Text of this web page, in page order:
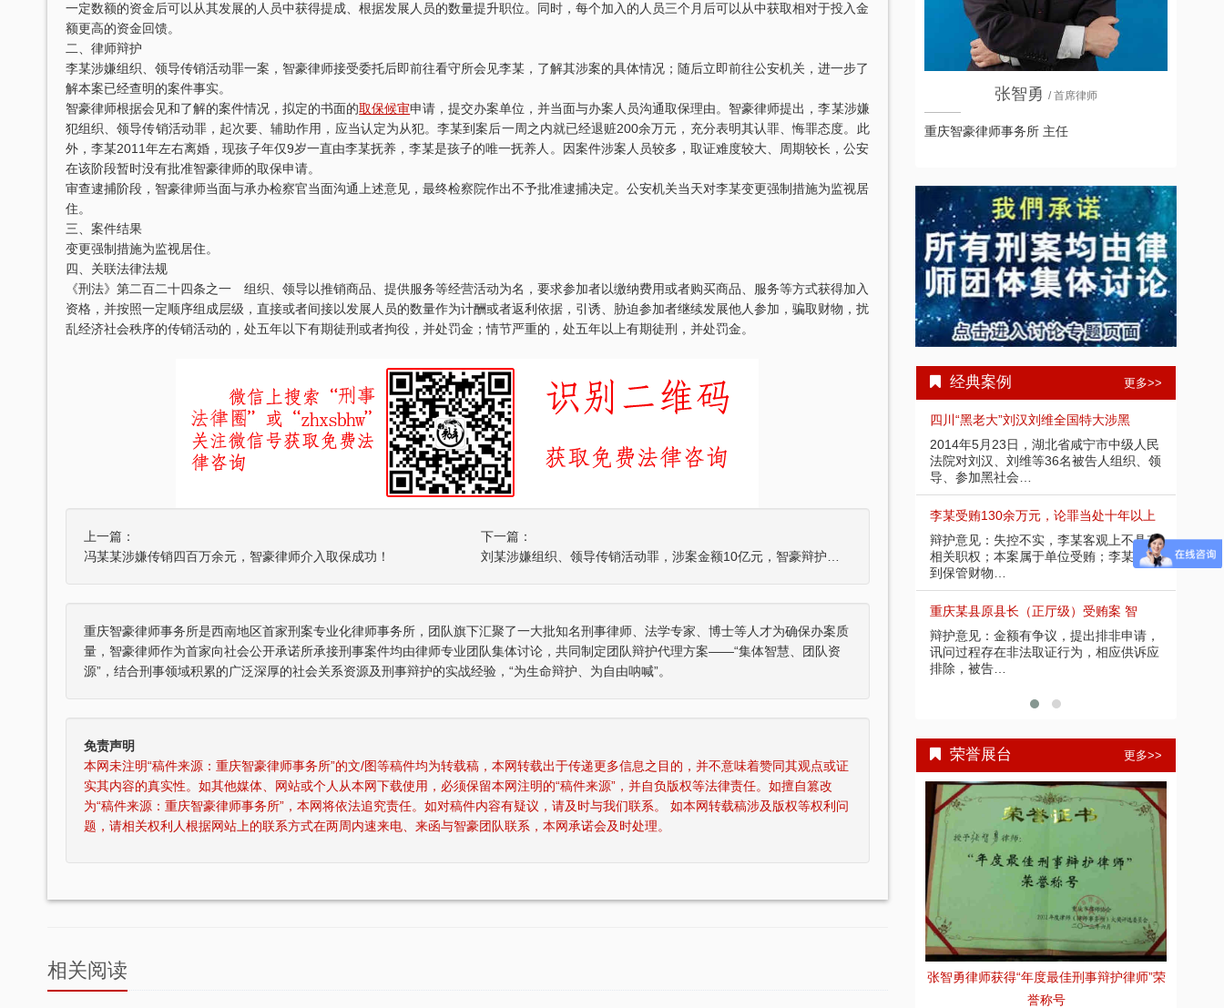
一定数额的资金后可以从其发展的人员中获得提成、根据发展人员的数量提升职位。同时，每个加入的人员三个月后可以从中获取相对于投入金
额更高的资金回馈。
二、律师辩护
李某涉嫌组织、领导传销活动罪一案，智豪律师接受委托后即前往看守所会见李某，了解其涉案的具体情况；随后立即前往公安机关，进一步了
解本案已经查明的案件事实。
智豪律师根据会见和了解的案件情况，拟定的书面的取保候审申请，提交办案单位，并当面与办案人员沟通取保理由。智豪律师提出，李某涉嫌
犯组织、领导传销活动罪，起次要、辅助作用，应当认定为从犯。李某到案后一周之内就已经退赃200余万元，充分表明其认罪、悔罪态度。此
外，李某2011年左右离婚，现孩子年仅9岁一直由李某抚养，李某是孩子的唯一抚养人。因案件涉案人员较多，取证难度较大、周期较长，公安
在该阶段暂时没有批准智豪律师的取保申请。
审查逮捕阶段，智豪律师当面与承办检察官当面沟通上述意见，最终检察院作出不予批准逮捕决定。公安机关当天对李某变更强制措施为监视居
住。
三、案件结果
变更强制措施为监视居住。
四、关联法律法规
《刑法》第二百二十四条之一 组织、领导以推销商品、提供服务等经营活动为名，要求参加者以缴纳费用或者购买商品、服务等方式获得加入
资格，并按照一定顺序组成层级，直接或者间接以发展人员的数量作为计酬或者返利依据，引诱、胁迫参加者继续发展他人参加，骗取财物，扰
乱经济社会秩序的传销活动的，处五年以下有期徒刑或者拘役，并处罚金；情节严重的，处五年以上有期徒刑，并处罚金。
上一篇：
冯某某涉嫌传销四百万余元，智豪律师介入取保成功！
下一篇：
重庆智豪律师事务所是西南地区首家刑案专业化律师事务所，团队旗下汇聚了一大批知名刑事律师、法学专家、博士等人才为确保办案质
量，智豪律师作为首家向社会公开承诺所承接刑事案件均由律师专业团队集体讨论，共同制定团队辩护代理方案——“集体智慧、团队资
源”，结合刑事领域积累的广泛深厚的社会关系资源及刑事辩护的实战经验，“为生命辩护、为自由呐喊”。
免责声明
本网未注明“稿件来源：重庆智豪律师事务所”的文/图等稿件均为转载稿，本网转载出于传递更多信息之目的，并不意味着赞同其观点或证
实其内容的真实性。如其他媒体、网站或个人从本网下载使用，必须保留本网注明的“稿件来源”，并自负版权等法律责任。如擅自篡改
为“稿件来源：重庆智豪律师事务所”，本网将依法追究责任。如对稿件内容有疑议，请及时与我们联系。 如本网转载稿涉及版权等权利问
题，请相关权利人根据网站上的联系方式在两周内速来电、来函与智豪团队联系，本网承诺会及时处理。
相关阅读
张智勇 / 首席律师
重庆智豪律师事务所 主任
经典案例 更多>>
李某客观上不具有
位受贿；李某仅起
，提出排非申请，
行为，相应供诉应
重庆某县原县长（正厅级）受贿1000余
辩护意见：金额有异议，部分金额不应计
入受贿金额；提出排非申请，讯问过程中
存在非法取…
取强制措施前通知到案，应当认定为自动
辩护意见：被告认罪态度好，有坦白情
节；到案后主动交代了司法机关尚未掌握
的绝大部分犯…
四川“黑老大”刘汉刘维全国特大涉黑
2014年5月23日，湖北省咸宁市中级人民
法院对刘汉、刘维等36名被告人组织、领
导、参加黑社会…
辩护意见：失控不实，李某客观上不具有
相关职权；本案属于单位受贿；李某仅起
辩护意见：金额有争议，提出排非申请，
讯问过程存在非法取证行为，相应供诉应
排除，被告…
重庆某县原县长（正厅级）受贿1000余
辩护意见：金额有异议，部分金额不应计
入受贿金额；提出排非申请，讯问过程中
取强制措施前通知到案，应当认定为自动
辩护意见：被告认罪态度好，有坦白情
节；到案后主动交代了司法机关尚未掌握
四川“黑老大”刘汉刘维全国特大涉黑
2014年5月23日，湖北省咸宁市中级人民
法院对刘汉、刘维等36名被告人组织、领
导、参加黑社会…
李某受贿130余万元，论罪当处十年以上
辩护意见：失控不实，李某客观上不具有
相关职权；本案属于单位受贿；李某仅起
到保管财物…
重庆某县原县长（正厅级）受贿案 智
辩护意见：金额有争议，提出排非申请，
讯问过程存在非法取证行为，相应供诉应
排除，被告…
辩护
取强
投案
荣誉展台 更多>>
师获得“年度最佳刑事辩护律师”荣
张智勇律师获得“年度最佳刑事辩护律师”荣
誉称号